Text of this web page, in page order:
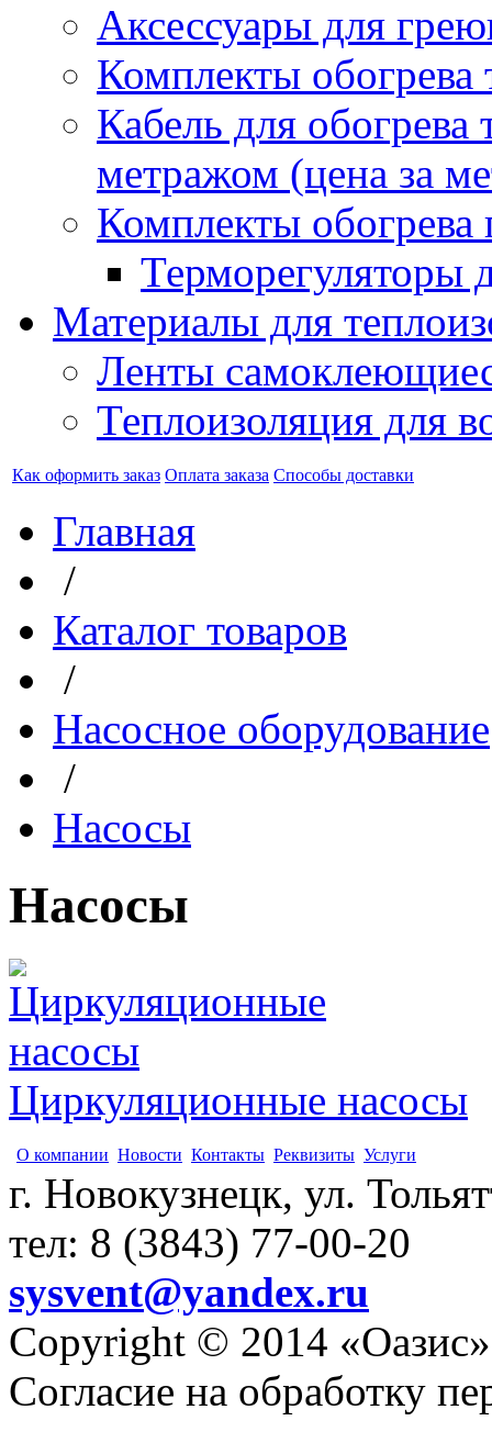
Аксессуары для
Комплекты обогрева
Кабель для обогрева
метражом (цена за
Комплекты обогрева
Терморегуляторы
Материалы для
Ленты
Теплоизоляция для
Как оформить заказ Оплата заказа Способы доставки
Главная
/
Каталог товаров
/
Насосное оборудование
/
Насосы
Насосы
Циркуляционные насосы
О компании Новости Контакты Реквизиты Услуги
г. Новокузнецк, ул.
тел: 8 (3843) 77-00-20
sysvent@yandex.ru
Copyright © 2014 «Оазис»
Согласие на обработку